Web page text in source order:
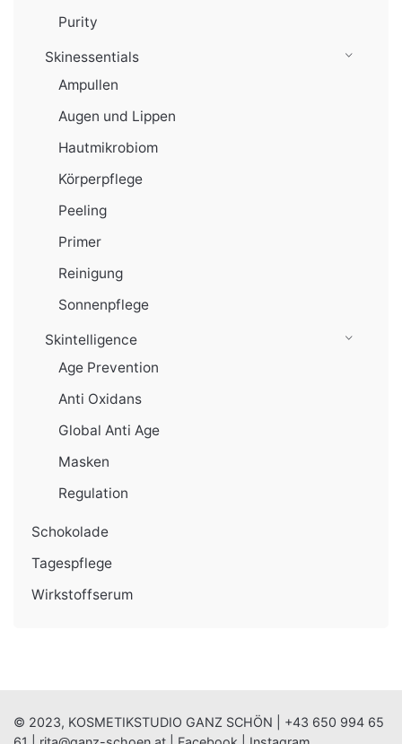
Purity
Skinessentials
Ampullen
Augen und Lippen
Hautmikrobiom
Körperpflege
Peeling
Primer
Reinigung
Sonnenpflege
Skintelligence
Age Prevention
Anti Oxidans
Global Anti Age
Masken
Regulation
Schokolade
Tagespflege
Wirkstoffserum
© 2023, KOSMETIKSTUDIO GANZ SCHÖN | +43 650 994 65